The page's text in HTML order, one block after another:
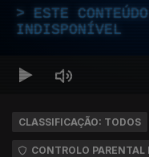
ESTE
INDISPONÍVEL
CLASSIFICAÇÃO: TODOS
CONTROLO PARENTAL